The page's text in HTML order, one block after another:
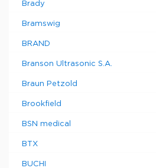
Brady
Bramswig
BRAND
Branson Ultrasonic S.A.
Braun Petzold
Brookfield
BSN medical
BTX
BUCHI